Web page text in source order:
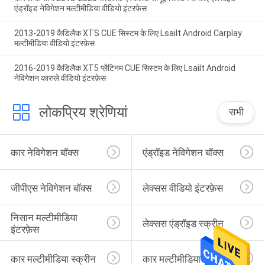
एंड्रॉइड नेविगेशन मल्टीमीडिया वीडियो इंटरफ़ेस
2013-2019 कैडिलैक XTS CUE सिस्टम के लिए Lsailt Android Carplay
मल्टीमीडिया वीडियो इंटरफ़ेस
2016-2019 कैडिलैक XT5 प्लैटिनम CUE सिस्टम के लिए Lsailt Android
नेविगेशन कारप्ले वीडियो इंटरफ़ेस
लोकप्रिय श्रेणियां सभी
कार नेविगेशन बॉक्स एंड्रॉइड नेविगेशन बॉक्स
जीपीएस नेविगेशन बॉक्स लेक्सस वीडियो इंटरफ़ेस
निसान मल्टीमीडिया
इंटरफ़ेस
लेक्सस एंड्रॉइड स्क्रीन
कार मल्टीमीडिया स्क्रीन कार मल्टीमीडिया डिस्प्ले